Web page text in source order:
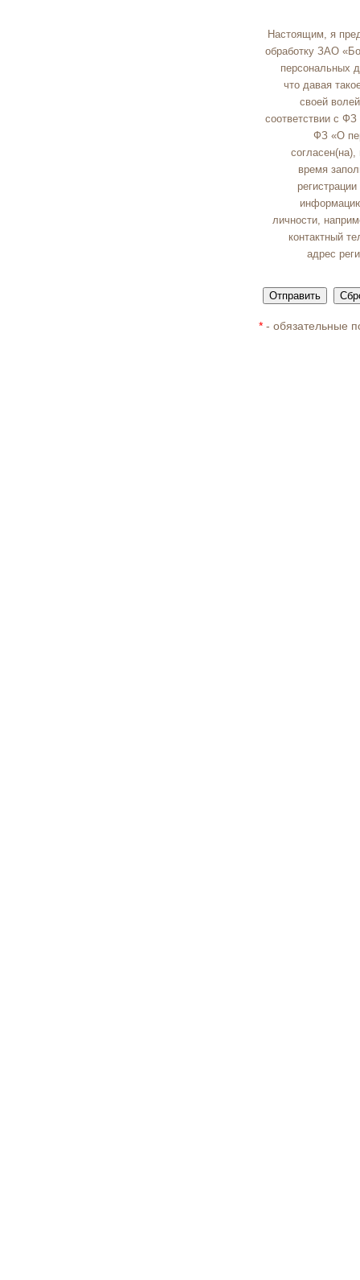
Настоящим, я
обработку ЗАО
персональных
что давая
своей
соответствии с
ФЗ «О
время
личности,
контактный
адрес
* - обязательные